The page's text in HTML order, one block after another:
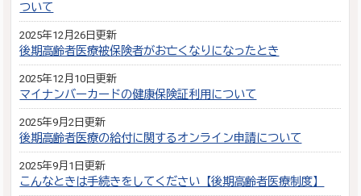
ついて
2025年12月26日更新
後期高齢者医療被保険者がお亡くなりになったとき
2025年12月10日更新
マイナンバーカードの健康保険証利用について
2025年9月2日更新
後期高齢者医療の給付に関するオンライン申請について
2025年9月1日更新
こんなときは手続きをしてください【後期高齢者医療制度】